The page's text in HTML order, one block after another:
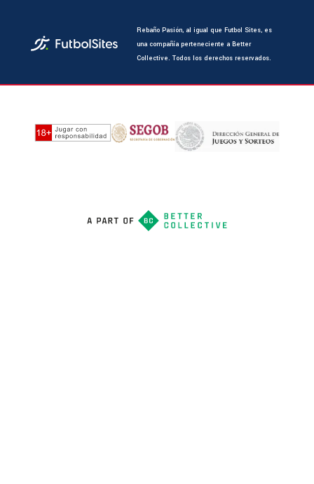
Rebaño Pasión, al igual que Futbol Sites, es
una compañía perteneciente a Better
Collective. Todos los derechos reservados.